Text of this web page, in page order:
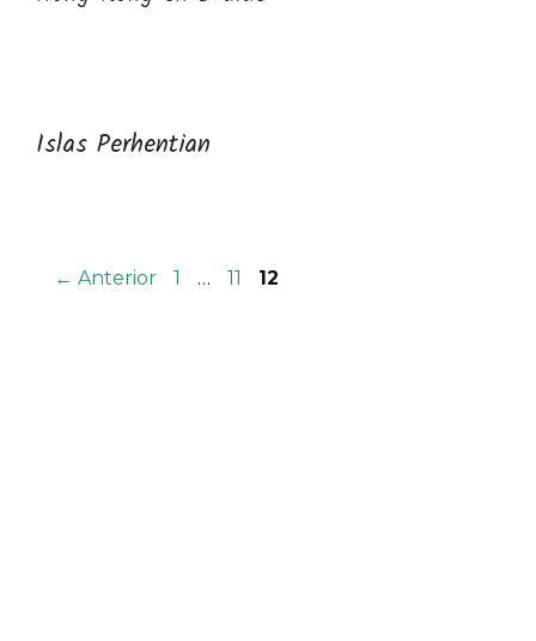
Islas Perhentian
← Anterior Página
1 … Página
11 Página
12